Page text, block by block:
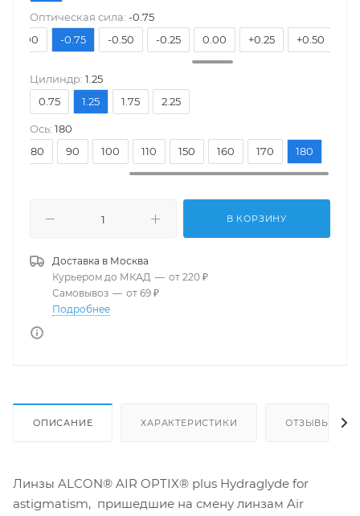
Оптическая сила: -0.75
-1.00
-0.75 -0.50 -0.25 0.00 +0.25 +0.50
Цилиндр: 1.25
0.75
1.25 1.75 2.25
Ось: 180
80 90 100 110 150 160 170 180
В КОРЗИНУ
Доставка в Москва
Курьером до МКАД — от 220 ₽
Самовывоз — от 69 ₽
Подробнее
ОПИСАНИЕ ХАРАКТЕРИСТИКИ ОТЗЫВЫ
Линзы ALCON® AIR OPTIX® plus Hydraglyde for
astigmatism, пришедшие на смену линзам Air